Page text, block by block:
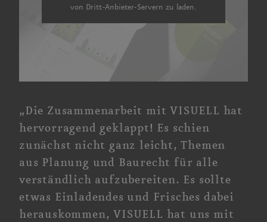
von Dritt-Anbieter-Servern zu laden.
„Die Zusammen­arbeit mit VISUELL hat
hervorragend geklappt! Es schien
zunächst nicht ganz leicht, Themen
aus Planung und Baurecht für alle
verständlich aufzubereiten. Es sollte
etwas Einladendes und Frisches dabei
herauskommen, VISUELL hat uns mit